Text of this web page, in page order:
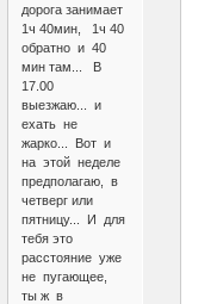
дорога занимает
1ч 40мин, 1ч 40
обратно и 40
мин там... В
17.00
выезжаю... и
ехать не
жарко... Вот и
на этой неделе
предполагаю, в
четверг или
пятницу... И для
тебя это
расстояние уже
не пугающее,
ты ж в